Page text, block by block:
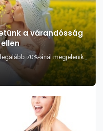
a várandósság
70%-ánál megjelenik ,